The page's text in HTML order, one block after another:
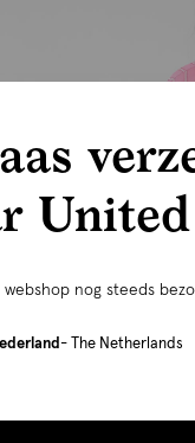
nog steeds
- The Netherlands